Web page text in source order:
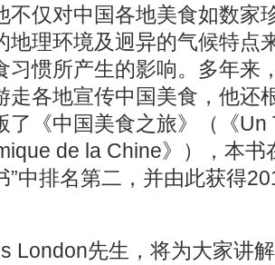
不仅对中国各地美食如数家
地理环境及迥异的气候特点
习惯所产生的影响。多年来
走各地宣传中国美食，他还
了《中国美食之旅》（《Un
de la Chine》），本书
”中排名第二，并由此获得
London先生，将为大家讲